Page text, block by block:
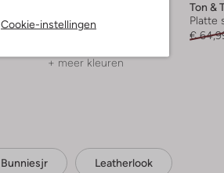
Cookie-instellingen
Sandalen
+ meer kleuren
Ton &
Platte
€
Bunniesjr Leatherlook